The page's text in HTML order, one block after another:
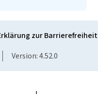
zur Barrierefreiheit
Version: 4.52.0